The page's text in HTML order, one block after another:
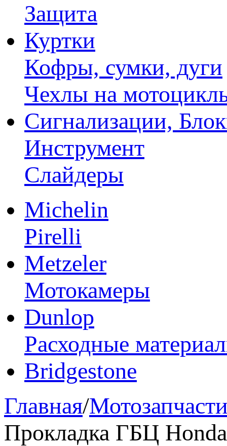
Защита
Куртки
Кофры, сумки, дуги
Чехлы на
Сигнализации,
Инструмент
Слайдеры
Michelin
Pirelli
Metzeler
Мотокамеры
Dunlop
Расходные
Bridgestone
Главная/
Прокладка ГБЦ